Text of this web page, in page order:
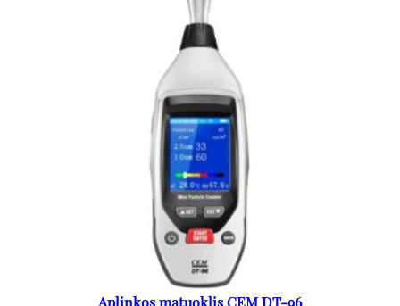
Aplinkos matuoklis CEM DT-96